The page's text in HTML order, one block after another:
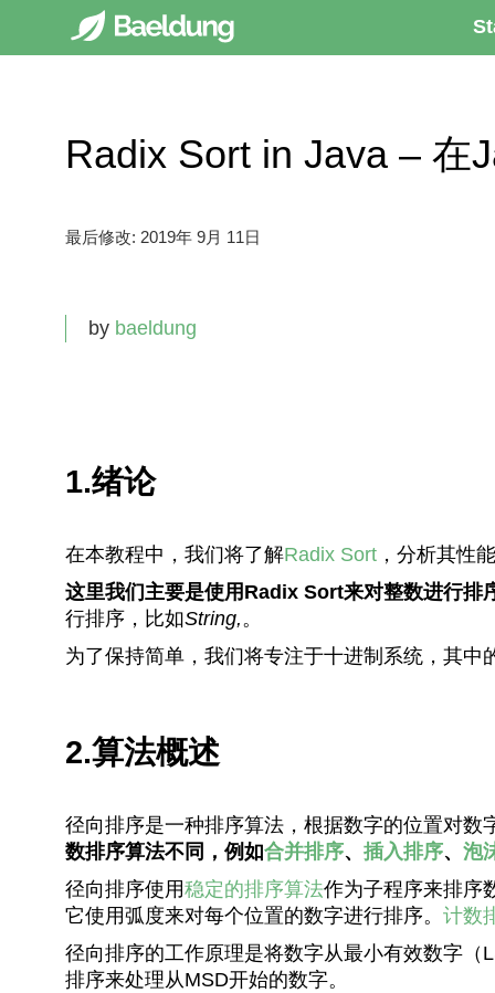
Radix Sort in Java – 在
最后修改: 2019年 9月 11日
by baeldung
1.绪论
在本教程中，我们将了解Radix Sort，分析其性
这里我们主要是使用Radix Sort来对整数进行排
行排序，比如String, 。
为了保持简单，我们将专注于十进制系统，其中
2.算法概述
径向排序是一种排序算法，根据数字的位置对
数排序算法不同，例如合并排序、 插入排序、 泡
径向排序使用稳定的排序算法作为子程序来排序
它使用弧度来对每个位置的数字进行排序。 计数
径向排序的工作原理是将数字从最小有效数字
排序来处理从MSD开始的数字。